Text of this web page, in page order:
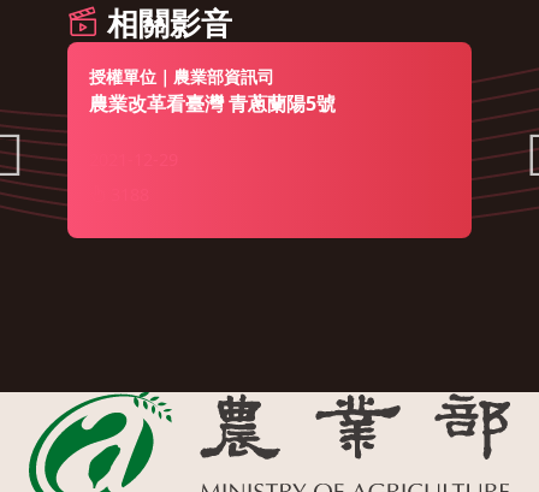
相關影音
授權單位｜農業部資訊司
農業改革看臺灣 青蔥蘭陽5號